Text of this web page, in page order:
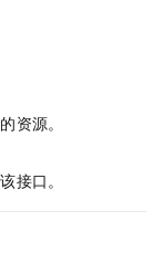
资源。
接口。